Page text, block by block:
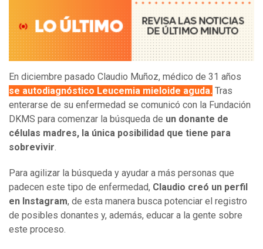
En diciembre pasado Claudio Muñoz, médico de 31 años
se autodiagnóstico Leucemia mieloide aguda. Tras
enterarse de su enfermedad se comunicó con la Fundación
DKMS para comenzar la búsqueda de un donante de
células madres, la única posibilidad que tiene para
sobrevivir.
Para agilizar la búsqueda y ayudar a más personas que
padecen este tipo de enfermedad, Claudio creó un perfil
en Instagram, de esta manera busca potenciar el registro
de posibles donantes y, además, educar a la gente sobre
este proceso.